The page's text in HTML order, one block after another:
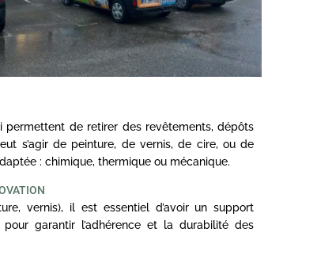
permettent de retirer des revêtements, dépôts
s’agir de peinture, de vernis, de cire, ou de
: chimique, thermique ou mécanique.
vernis), il est essentiel d’avoir un support
garantir l’adhérence et la durabilité des